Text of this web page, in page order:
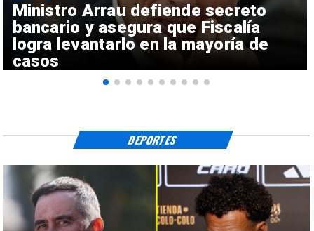
Ministro Arrau defiende secreto
bancario y asegura que Fiscalía
logra levantarlo en la mayoría de
casos
DEPORTES